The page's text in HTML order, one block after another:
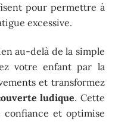
pour permettre à
excessive.
au-delà de la simple
votre enfant par la
et transformez
ludique. Cette
et optimise